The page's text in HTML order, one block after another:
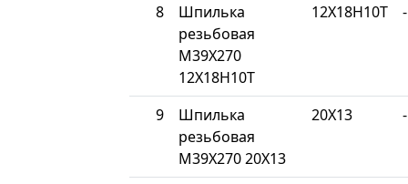
8
Шпилька
резьбовая
М39Х270
12Х18Н10Т
12Х18Н10Т -
9
Шпилька
резьбовая
М39Х270 20Х13
20Х13 -